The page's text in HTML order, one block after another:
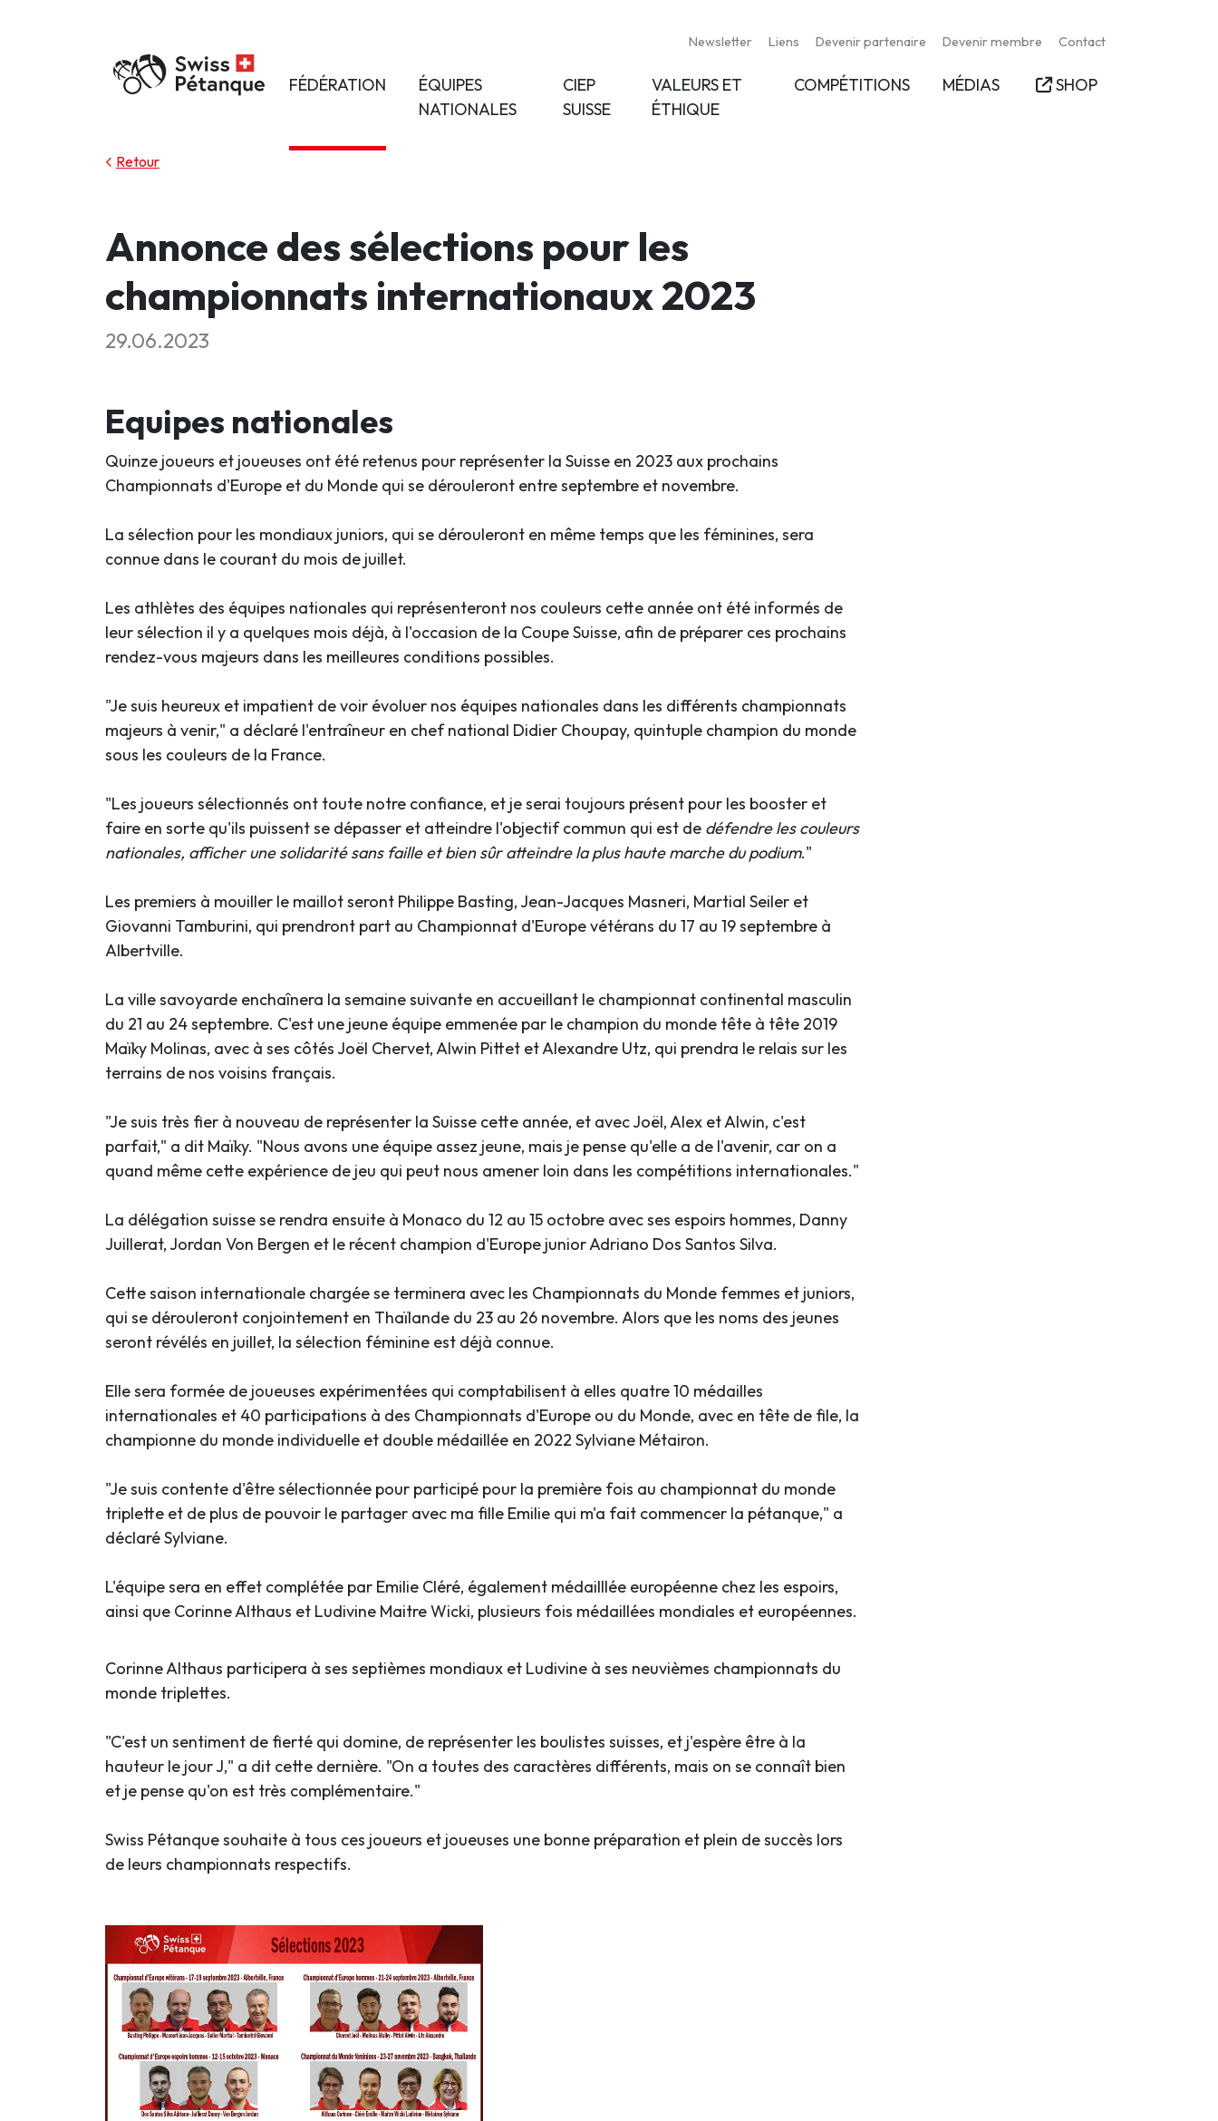
Newsletter Liens Devenir partenaire Devenir membre Contact
FÉDÉRATION
ÉQUIPES
NATIONALES
CIEP
SUISSE
VALEURS ET
ÉTHIQUE
COMPÉTITIONS MÉDIAS SHOP
Retour
Annonce des sélections pour les
championnats internationaux 2023
29.06.2023
Equipes nationales
Quinze joueurs et joueuses ont été retenus pour représenter la Suisse en 2023 aux prochains
Championnats d'Europe et du Monde qui se dérouleront entre septembre et novembre.
La sélection pour les mondiaux juniors, qui se dérouleront en même temps que les féminines, sera
connue dans le courant du mois de juillet.
Les athlètes des équipes nationales qui représenteront nos couleurs cette année ont été informés de
leur sélection il y a quelques mois déjà, à l'occasion de la Coupe Suisse, afin de préparer ces prochains
rendez-vous majeurs dans les meilleures conditions possibles.
"Je suis heureux et impatient de voir évoluer nos équipes nationales dans les différents championnats
majeurs à venir," a déclaré l'entraîneur en chef national Didier Choupay, quintuple champion du monde
sous les couleurs de la France.
"Les joueurs sélectionnés ont toute notre confiance, et je serai toujours présent pour les booster et
faire en sorte qu'ils puissent se dépasser et atteindre l'objectif commun qui est de défendre les couleurs
nationales, afficher une solidarité sans faille et bien sûr atteindre la plus haute marche du podium."
Les premiers à mouiller le maillot seront Philippe Basting, Jean-Jacques Masneri, Martial Seiler et
Giovanni Tamburini, qui prendront part au Championnat d'Europe vétérans du 17 au 19 septembre à
Albertville.
La ville savoyarde enchaînera la semaine suivante en accueillant le championnat continental masculin
du 21 au 24 septembre. C'est une jeune équipe emmenée par le champion du monde tête à tête 2019
Maïky Molinas, avec à ses côtés Joël Chervet, Alwin Pittet et Alexandre Utz, qui prendra le relais sur les
terrains de nos voisins français.
"Je suis très fier à nouveau de représenter la Suisse cette année, et avec Joël, Alex et Alwin, c'est
parfait," a dit Maïky. "Nous avons une équipe assez jeune, mais je pense qu'elle a de l'avenir, car on a
quand même cette expérience de jeu qui peut nous amener loin dans les compétitions internationales."
La délégation suisse se rendra ensuite à Monaco du 12 au 15 octobre avec ses espoirs hommes, Danny
Juillerat, Jordan Von Bergen et le récent champion d'Europe junior Adriano Dos Santos Silva.
Cette saison internationale chargée se terminera avec les Championnats du Monde femmes et juniors,
qui se dérouleront conjointement en Thaïlande du 23 au 26 novembre. Alors que les noms des jeunes
seront révélés en juillet, la sélection féminine est déjà connue.
Elle sera formée de joueuses expérimentées qui comptabilisent à elles quatre 10 médailles
internationales et 40 participations à des Championnats d'Europe ou du Monde, avec en tête de file, la
championne du monde individuelle et double médaillée en 2022 Sylviane Métairon.
"Je suis contente d'être sélectionnée pour participé pour la première fois au championnat du monde
triplette et de plus de pouvoir le partager avec ma fille Emilie qui m'a fait commencer la pétanque," a
déclaré Sylviane.
L'équipe sera en effet complétée par Emilie Cléré, également médailllée européenne chez les espoirs,
ainsi que Corinne Althaus et Ludivine Maitre Wicki, plusieurs fois médaillées mondiales et européennes.
Corinne Althaus participera à ses septièmes mondiaux et Ludivine à ses neuvièmes championnats du
monde triplettes.
"C'est un sentiment de fierté qui domine, de représenter les boulistes suisses, et j'espère être à la
hauteur le jour J," a dit cette dernière. "On a toutes des caractères différents, mais on se connaît bien
et je pense qu'on est très complémentaire."
Swiss Pétanque souhaite à tous ces joueurs et joueuses une bonne préparation et plein de succès lors
de leurs championnats respectifs.